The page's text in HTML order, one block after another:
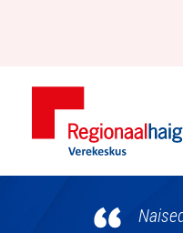
Põhja-